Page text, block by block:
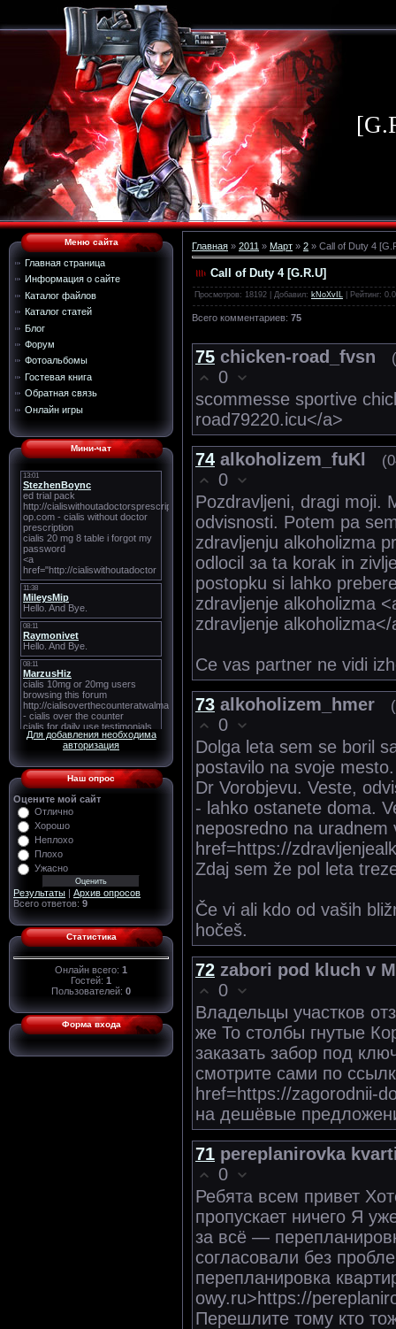
Меню сайта
Главная страница
Информация о сайте
Каталог файлов
Каталог статей
Блог
Форум
Фотоальбомы
Гостевая книга
Обратная связь
Онлайн игры
Мини-чат
Для добавления необходима
авторизация
Наш опрос
Оцените мой сайт
Отлично
Хорошо
Неплохо
Плохо
Ужасно
Результаты | Архив опросов
Всего ответов: 9
Статистика
Онлайн всего: 1
Гостей: 1
Пользователей: 0
Форма входа
Главная » 2011 » Март » 2 » Call of Duty 4
Call of Duty 4 [G.R.U]
Просмотров: 18192 | Добавил: kNoXvIL Рейтинг: 0.0
Всего комментариев: 75
75 chicken-road_fvsn
0
scommesse sportive
road79220.icu</a>
74 alkoholizem_fuKl
0
Pozdravljeni, dragi moji.
odvisnosti. Potem pa
zdravljenju alkoholizma
odlocil за ta korak in
postopku si lahko
zdravljenje alkoholizma
zdravljenje
Ce vas partner ne vidi
73 alkoholizem_hmer
0
Dolga leta sem se boril
postavilo na svoje
Dr Vorobjevu. Veste,
- lahko ostanete doma.
neposredno na uradnem
href=https://
Zdaj sem že pol leta
Če vi ali kdo od vaših
hočeš.
72 zabori pod kluch v
0
Владельцы участков
же То столбы гнутые
заказать забор под
смотрите сами по
href=https://zagorodnii-
на дешёвые
71 pereplanirovka
0
Ребята всем привет
пропускает ничего Я
за всё —
согласовали без
перепланировка
owy.ru>https://
Перешлите тому кто